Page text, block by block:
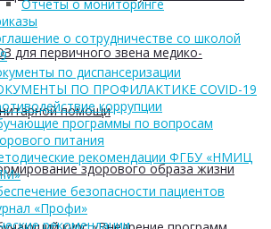
для первичного звена медико-
помощи
здорового образа жизни
Отчеты о мониторинге
о сотрудничестве со школой
по диспансеризации
ПО ПРОФИЛАКТИКЕ COVID-19
коррупции
программы по вопросам
питания
рекомендации ФГБУ «НМИЦ
безопасности пациентов
«Профи»
рекомендации